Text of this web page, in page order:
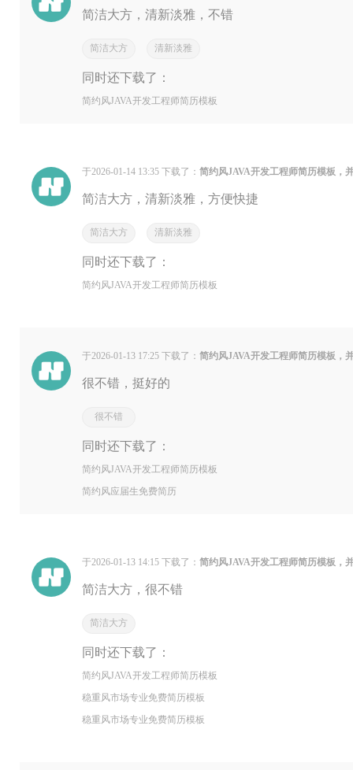
简洁大方，清新淡雅，不错
简洁大方 清新淡雅
同时还下载了：
简约风JAVA开发工程师简历模板
于2026-01-14 13:35 下载了：简约风JAVA开发工程师简历模板，
简洁大方，清新淡雅，方便快捷
简洁大方 清新淡雅
同时还下载了：
简约风JAVA开发工程师简历模板
于2026-01-13 17:25 下载了：简约风JAVA开发工程师简历模板，
很不错，挺好的
很不错
同时还下载了：
简约风JAVA开发工程师简历模板
简约风应届生免费简历
于2026-01-13 14:15 下载了：简约风JAVA开发工程师简历模板，
简洁大方，很不错
简洁大方
同时还下载了：
简约风JAVA开发工程师简历模板
稳重风市场专业免费简历模板
稳重风市场专业免费简历模板